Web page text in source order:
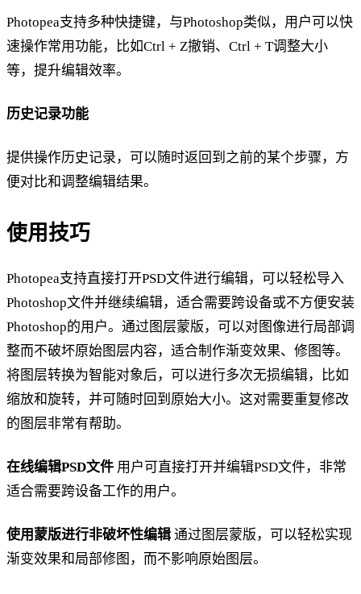
Photopea支持多种快捷键，与Photoshop类似，用户可以快
速操作常用功能，比如Ctrl + Z撤销、Ctrl + T调整大小
等，提升编辑效率。
历史记录功能
提供操作历史记录，可以随时返回到之前的某个步骤，方
便对比和调整编辑结果。
使用技巧
Photopea支持直接打开PSD文件进行编辑，可以轻松导入
Photoshop文件并继续编辑，适合需要跨设备或不方便安装
Photoshop的用户。通过图层蒙版，可以对图像进行局部调
整而不破坏原始图层内容，适合制作渐变效果、修图等。
将图层转换为智能对象后，可以进行多次无损编辑，比如
缩放和旋转，并可随时回到原始大小。这对需要重复修改
的图层非常有帮助。
在线编辑PSD文件 用户可直接打开并编辑PSD文件，非常
适合需要跨设备工作的用户。
使用蒙版进行非破坏性编辑 通过图层蒙版，可以轻松实现
渐变效果和局部修图，而不影响原始图层。